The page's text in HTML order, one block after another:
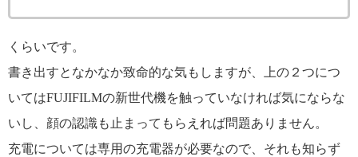
くらいです。
書き出すとなかなか致命的な気もしますが、上の２つにつ
いてはFUJIFILMの新世代機を触っていなければ気にならな
いし、顔の認識も止まってもらえれば問題ありません。
充電については専用の充電器が必要なので、それも知らず